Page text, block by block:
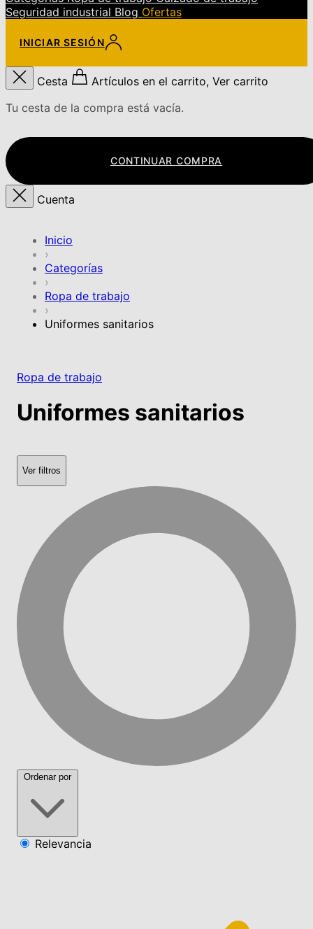
Seguridad industrial Blog Ofertas
INICIAR SESIÓN
Cesta
Artículos en el carrito, Ver carrito
Tu cesta de la compra está vacía.
CONTINUAR COMPRA
Cuenta
Inicio
›
Categorías
›
Ropa de trabajo
›
Uniformes sanitarios
Ropa de trabajo
Uniformes sanitarios
Ver filtros
Ordenar por
Relevancia